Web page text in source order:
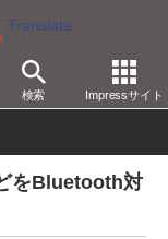
Translate
検索 Impressサイト
をBluetooth対